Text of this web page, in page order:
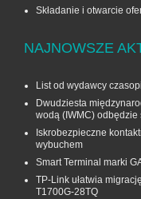
Składanie i otwarcie
NAJNOWSZE
List od wydawcy
Dwudziesta
wodą (IWMC) odbędzie
Iskrobezpieczne
wybuchem
Smart Terminal marki
TP-Link ułatwia
T1700G‑28TQ